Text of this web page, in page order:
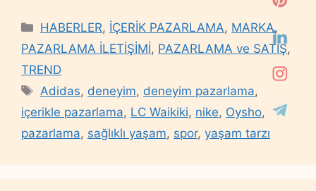
Categories
HABERLER, İÇERİK PAZARLAMA, MARKA,
PAZARLAMA İLETİŞİMİ, PAZARLAMA ve SATIŞ,
TREND
Tags
Adidas, deneyim, deneyim pazarlama,
içerikle pazarlama, LC Waikiki, nike, Oysho,
pazarlama, sağlıklı yaşam, spor, yaşam tarzı